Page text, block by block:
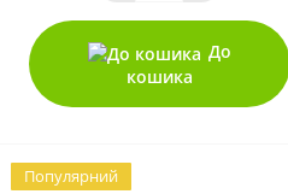
До
кошика
Популярний